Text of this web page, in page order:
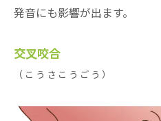
発音にも影響が出ます。
交叉咬合
（こうさこうごう）